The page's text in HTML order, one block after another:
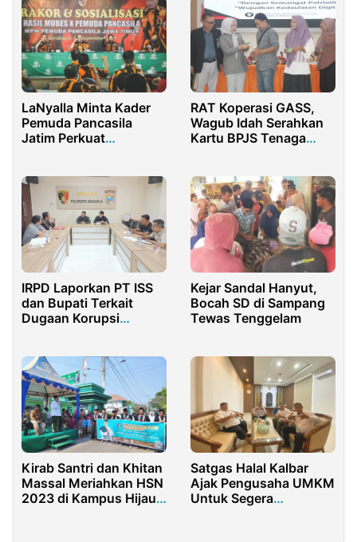
LaNyalla Minta Kader
Pemuda Pancasila
Jatim Perkuat
RAT Koperasi GASS,
Wagub Idah Serahkan
Kartu BPJS Tenaga
IRPD Laporkan PT ISS
dan Bupati Terkait
Dugaan Korupsi
Kejar Sandal Hanyut,
Bocah SD di Sampang
Tewas Tenggelam
Kirab Santri dan Khitan
Massal Meriahkan HSN
2023 di Kampus Hijau
Satgas Halal Kalbar
Ajak Pengusaha UMKM
Untuk Segera